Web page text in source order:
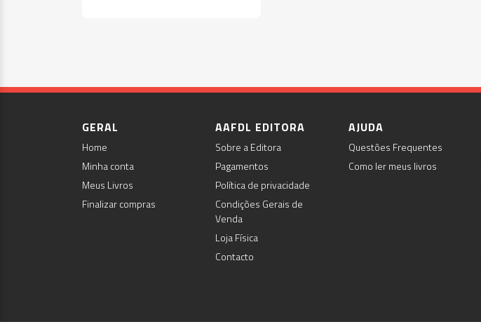
GERAL
Home
Minha conta
Meus Livros
Finalizar compras
AAFDL EDITORA
Sobre a Editora
Pagamentos
Política de privacidade
Condições Gerais de
Venda
Loja Física
Contacto
AJUDA
Questões Frequentes
Como ler meus livros